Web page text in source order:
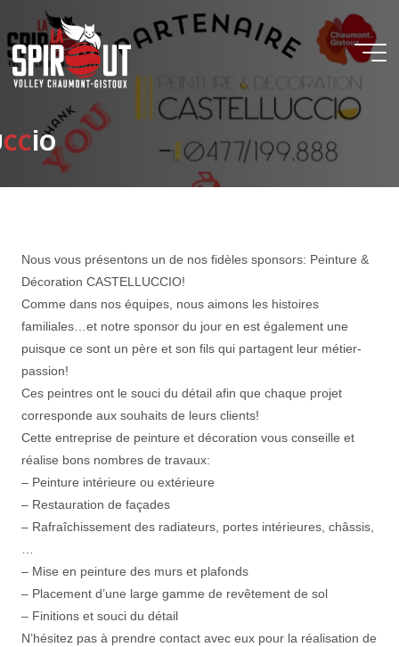
ccio
Nous vous présentons un de nos fidèles sponsors: Peinture &
Décoration CASTELLUCCIO!
Comme dans nos équipes, nous aimons les histoires
familiales…et notre sponsor du jour en est également une
puisque ce sont un père et son fils qui partagent leur métier-
passion!
Ces peintres ont le souci du détail afin que chaque projet
corresponde aux souhaits de leurs clients!
Cette entreprise de peinture et décoration vous conseille et
réalise bons nombres de travaux:
– Peinture intérieure ou extérieure
– Restauration de façades
– Rafraîchissement des radiateurs, portes intérieures, châssis,
…
– Mise en peinture des murs et plafonds
– Placement d’une large gamme de revêtement de sol
– Finitions et souci du détail
N’hésitez pas à prendre contact avec eux pour la réalisation de